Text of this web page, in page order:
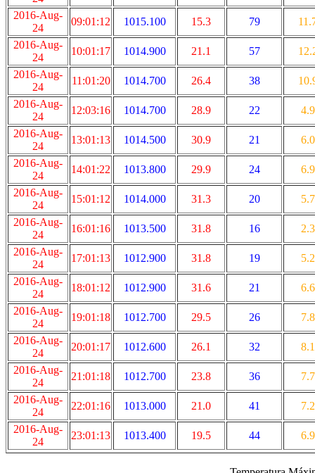
2016-Aug-
24
09:01:12 1015.100 15.3 79
2016-Aug-
24
10:01:17 1014.900 21.1 57
2016-Aug-
24
11:01:20 1014.700 26.4 38
2016-Aug-
24
12:03:16 1014.700 28.9 22
4.9
2016-Aug-
24
13:01:13 1014.500 30.9 21
6.0
2016-Aug-
24
14:01:22 1013.800 29.9 24
6.9
2016-Aug-
24
15:01:12 1014.000 31.3 20
5.7
2016-Aug-
24
16:01:16 1013.500 31.8 16
2.3
2016-Aug-
24
17:01:13 1012.900 31.8 19
5.2
2016-Aug-
24
18:01:12 1012.900 31.6 21
6.6
2016-Aug-
24
19:01:18 1012.700 29.5 26
7.8
2016-Aug-
24
20:01:17 1012.600 26.1 32
8.1
2016-Aug-
24
21:01:18 1012.700 23.8 36
7.7
2016-Aug-
24
22:01:16 1013.000 21.0 41
7.2
2016-Aug-
24
23:01:13 1013.400 19.5 44 6.9